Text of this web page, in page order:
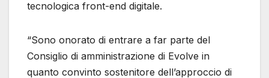
tecnologica front-end digitale.
“Sono onorato di entrare a far parte del
Consiglio di amministrazione di Evolve in
quanto convinto sostenitore dell’approccio di